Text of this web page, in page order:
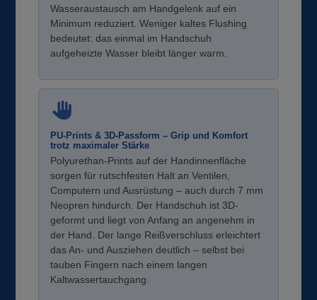
Wasseraustausch am Handgelenk auf ein
Minimum reduziert. Weniger kaltes Flushing
bedeutet: das einmal im Handschuh
aufgeheizte Wasser bleibt länger warm.
PU-Prints & 3D-Passform – Grip und Komfort
trotz maximaler Stärke
Polyurethan-Prints auf der Handinnenfläche
sorgen für rutschfesten Halt an Ventilen,
Computern und Ausrüstung – auch durch 7 mm
Neopren hindurch. Der Handschuh ist 3D-
geformt und liegt von Anfang an angenehm in
der Hand. Der lange Reißverschluss erleichtert
das An- und Ausziehen deutlich – selbst bei
tauben Fingern nach einem langen
Kaltwassertauchgang.